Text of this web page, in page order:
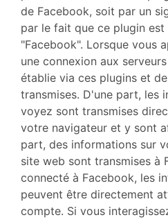
de Facebook, soit par un
par le fait que ce plugin
"Facebook". Lorsque vous
une connexion aux
établie via ces plugins et
transmises. D'une part, les
voyez sont transmises
votre navigateur et y sont
part, des informations sur
site web sont transmises à
connecté à Facebook, les
peuvent être directement
compte. Si vous